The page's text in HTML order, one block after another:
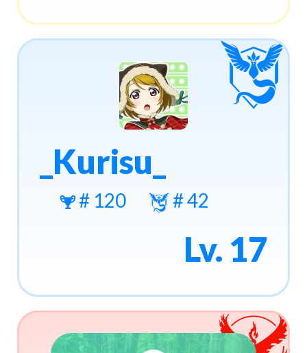
_Kurisu_
# 120 # 42
Lv. 17